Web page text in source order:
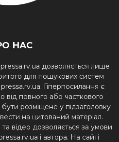
НАС
дозволяється лише
для пошукових систем
Гіперпосилання є
від повного або часткового
розміщене у підзаголовку
на цитований матеріал.
відео дозволяється за умови
і автора. На сайті